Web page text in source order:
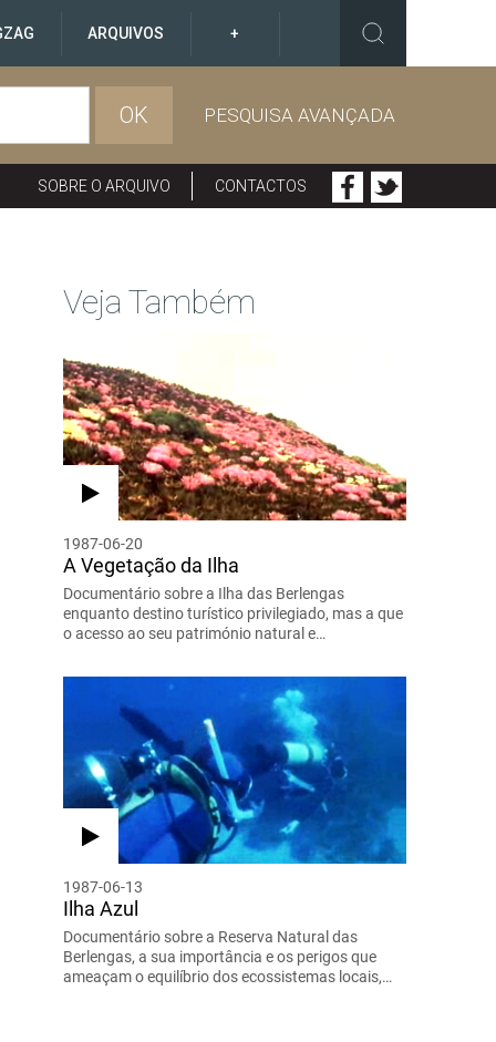
ARQUIVOS +
OK PESQUISA AVANÇADA
SOBRE O ARQUIVO CONTACTOS
Veja Também
1987-06-20
A Vegetação da Ilha
Documentário sobre a Ilha das Berlengas
enquanto destino turístico privilegiado, mas a que
o acesso ao seu património natural e…
1987-06-13
Ilha Azul
Documentário sobre a Reserva Natural das
Berlengas, a sua importância e os perigos que
ameaçam o equilíbrio dos ecossistemas locais,…